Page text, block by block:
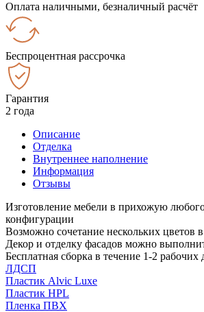
Оплата наличными, безналичный расчёт
Беспроцентная рассрочка
Гарантия
2 года
Описание
Отделка
Внутреннее наполнение
Информация
Отзывы
Изготовление мебели в прихожую
конфигурации
Возможно сочетание нескольких цветов
Декор и отделку фасадов можно
Бесплатная сборка в течение 1-2 рабочих
ЛДСП
Пластик Alvic Luxe
Пластик HPL
Пленка ПВХ